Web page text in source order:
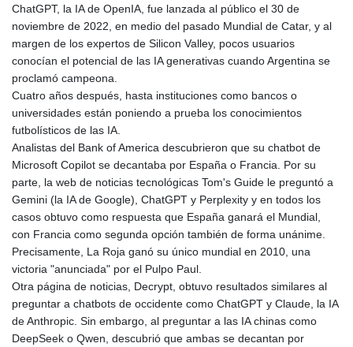
ChatGPT, la IA de OpenIA, fue lanzada al público el 30 de
noviembre de 2022, en medio del pasado Mundial de Catar, y al
margen de los expertos de Silicon Valley, pocos usuarios
conocían el potencial de las IA generativas cuando Argentina se
proclamó campeona.
Cuatro años después, hasta instituciones como bancos o
universidades están poniendo a prueba los conocimientos
futbolísticos de las IA.
Analistas del Bank of America descubrieron que su chatbot de
Microsoft Copilot se decantaba por España o Francia. Por su
parte, la web de noticias tecnológicas Tom's Guide le preguntó a
Gemini (la IA de Google), ChatGPT y Perplexity y en todos los
casos obtuvo como respuesta que España ganará el Mundial,
con Francia como segunda opción también de forma unánime.
Precisamente, La Roja ganó su único mundial en 2010, una
victoria "anunciada" por el Pulpo Paul.
Otra página de noticias, Decrypt, obtuvo resultados similares al
preguntar a chatbots de occidente como ChatGPT y Claude, la IA
de Anthropic. Sin embargo, al preguntar a las IA chinas como
DeepSeek o Qwen, descubrió que ambas se decantan por